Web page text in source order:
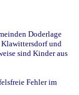
Doderlage
und
sind Kinder aus
Fehler im